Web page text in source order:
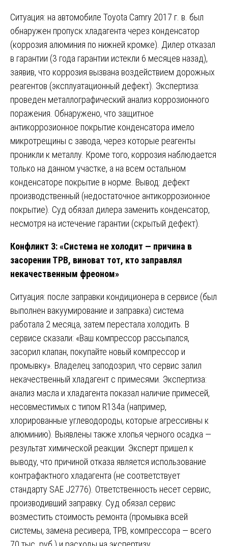
Ситуация: на автомобиле Toyota Camry 2017 г. в. был
обнаружен пропуск хладагента через конденсатор
(коррозия алюминия по нижней кромке). Дилер отказал
в гарантии (3 года гарантии истекли 6 месяцев назад),
заявив, что коррозия вызвана воздействием дорожных
реагентов (эксплуатационный дефект). Экспертиза:
проведен металлографический анализ коррозионного
поражения. Обнаружено, что защитное
антикоррозионное покрытие конденсатора имело
микротрещины с завода, через которые реагенты
проникли к металлу. Кроме того, коррозия наблюдается
только на данном участке, а на всем остальном
конденсаторе покрытие в норме. Вывод: дефект
производственный (недостаточное антикоррозионное
покрытие). Суд обязал дилера заменить конденсатор,
несмотря на истечение гарантии (скрытый дефект).
Конфликт 3: «Система не холодит — причина в
засорении ТРВ, виноват тот, кто заправлял
некачественным фреоном»
Ситуация: после заправки кондиционера в сервисе (был
выполнен вакуумирование и заправка) система
работала 2 месяца, затем перестала холодить. В
сервисе сказали: «Ваш компрессор рассыпался,
засорил клапан, покупайте новый компрессор и
промывку». Владелец заподозрил, что сервис залил
некачественный хладагент с примесями. Экспертиза:
анализ масла и хладагента показал наличие примесей,
несовместимых с типом R134a (например,
хлорированные углеводороды, которые агрессивны к
алюминию). Выявлены также хлопья черного осадка —
результат химической реакции. Эксперт пришел к
выводу, что причиной отказа является использование
контрафактного хладагента (не соответствует
стандарту SAE J2776). Ответственность несет сервис,
производивший заправку. Суд обязал сервис
возместить стоимость ремонта (промывка всей
системы, замена ресивера, ТРВ, компрессора — всего